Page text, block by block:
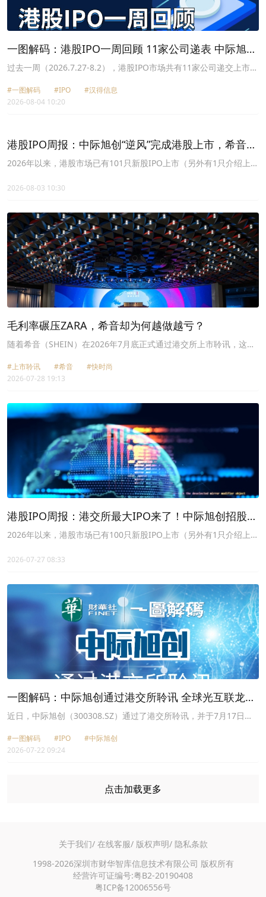
一图解码：港股IPO一周回顾 11家公司递表 中际旭创
上市首日破发
过去一周（2026.7.27-8.2），港股IPO市场共有11家公司递交上市申
无公司通过港交所聆讯。
#一图解码 #IPO
#汉得信息
2026-08-04 10:20
港股IPO周报：中际旭创“逆风”完成港股上市，希音
SHEIN通过聆讯，11家公司递表！
2026年以来，港股市场已有101只新股IPO上市（另外有1只介绍上
26日~8月1日），1家上市，2家招股，1家聆讯，11家递表。
2026-08-03 10:30
毛利率碾压ZARA，希音却为何越做越亏？
随着希音（SHEIN）在2026年7月底正式通过港交所上市聆讯，这家
的面纱。
#上市聆讯 #希音
#快时尚
2026-07-28 19:13
港股IPO周报：港交所最大IPO来了！中际旭创招股
中，AI独角兽正在“集体赶考”港股
2026年以来，港股市场已有100只新股IPO上市（另外有1只介绍上
19日~7月25日），0家上市，1家招股，0家聆讯，9家递表。
2026-07-27 08:33
一图解码：中际旭创通过港交所聆讯 全球光互联龙头
年赚超百亿
近日，中际旭创（300308.SZ）通过了港交所聆讯，并于7月17日更
联席保荐人。
#一图解码 #IPO
#中际旭创
2026-07-22 09:24
点击加载更多
关于我们/ 在线客服/ 版权声明/ 隐私条款
1998-2026深圳市财华智库信息技术有限公司 版权所有
经营许可证编号:粤B2-20190408
粤ICP备12006556号